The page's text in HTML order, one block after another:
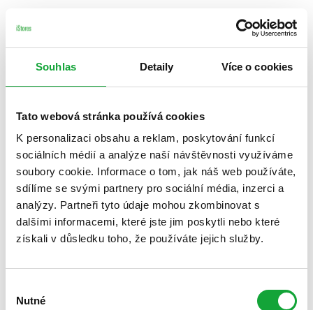
Souhlas Detaily Více o cookies
Tato webová stránka používá cookies
K personalizaci obsahu a reklam, poskytování funkcí
sociálních médií a analýze naší návštěvnosti využíváme
soubory cookie. Informace o tom, jak náš web používáte,
sdílíme se svými partnery pro sociální média, inzerci a
analýzy. Partneři tyto údaje mohou zkombinovat s
dalšími informacemi, které jste jim poskytli nebo které
získali v důsledku toho, že používáte jejich služby.
souhlasu
Nutné